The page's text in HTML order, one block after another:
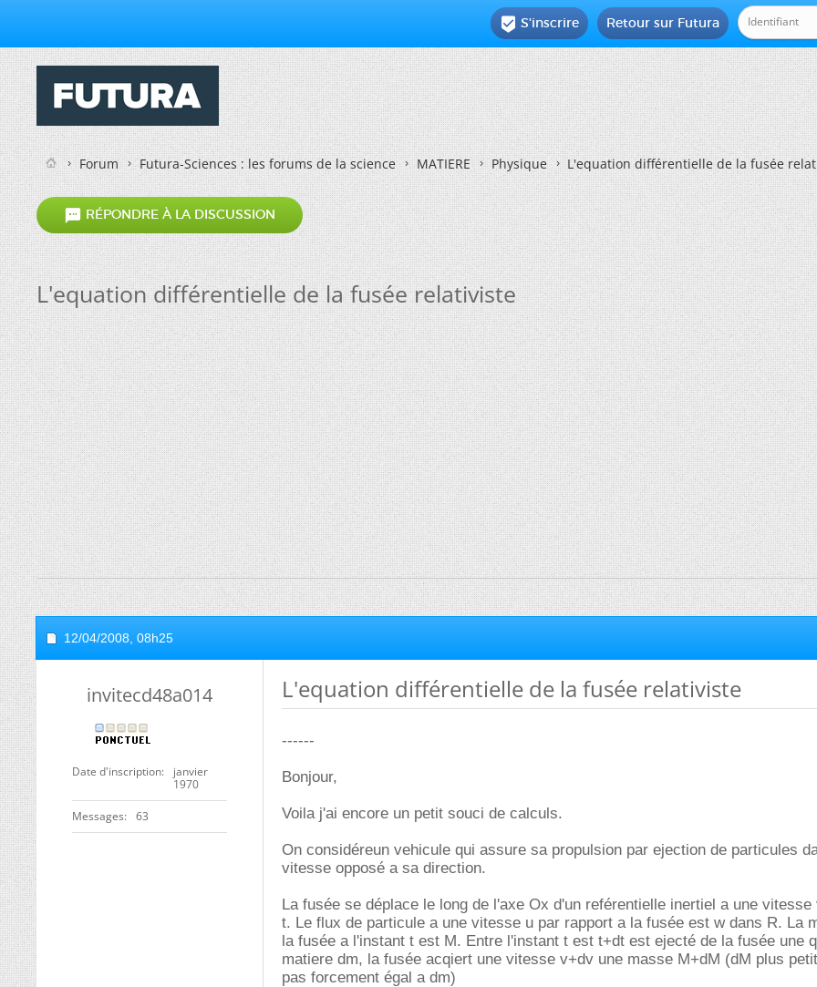
Retour sur Futura
 S'inscrire
Forum Futura-Sciences : les forums de la science MATIERE Physique L'equation différentielle de la fusée
 RÉPONDRE À LA DISCUSSION
L'equation différentielle de la fusée relativiste
12/04/2008, 08h25
invitecd48a014
Date d'inscription
janvier
1970
Messages 63
L'equation différentielle de la fusée relativiste
------
Bonjour,
Voila j'ai encore un petit souci de calculs.
On considéreun vehicule qui assure sa propulsion par ejection de particules
vitesse opposé a sa direction.
La fusée se déplace le long de l'axe Ox d'un reférentielle inertiel a une vitesse
t. Le flux de particule a une vitesse u par rapport a la fusée est w dans R. La
la fusée a l'instant t est M. Entre l'instant t est t+dt est ejecté de la fusée une
matiere dm, la fusée acqiert une vitesse v+dv une masse M+dM (dM plus
pas forcement égal a dm)